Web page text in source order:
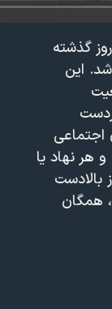
گذشته
این
هر نهاد یا
بالادست
همگان